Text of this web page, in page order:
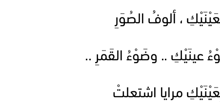
، ألوفُ الصُوَرِ
عينَيْكِ .. وضَوْءُ القَمَرِ ..
مرايا اشتعلتْ